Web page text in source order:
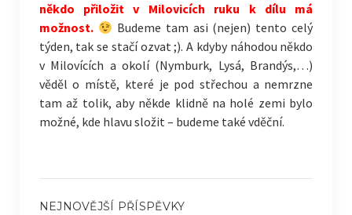
někdo přiložit v Milovicích ruku k dílu má
možnost.
Budeme tam asi (nejen) tento celý
týden, tak se stačí ozvat ;). A kdyby náhodou někdo
v Milovících a okolí (Nymburk, Lysá, Brandýs,…)
věděl o místě, které je pod střechou a nemrzne
tam až tolik, aby někde klidně na holé zemi bylo
možné, kde hlavu složit – budeme také vděční.
NEJNOVĚJŠÍ PŘÍSPĚVKY